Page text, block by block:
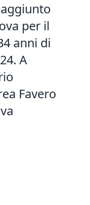
per il
anni di
A
Favero